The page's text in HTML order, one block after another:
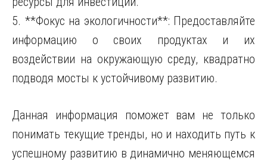
5. **Фокус на экологичности**: Предоставляйте
информацию о своих продуктах и их
воздействии на окружающую среду, квадратно
подводя мосты к устойчивому развитию.
Данная информация поможет вам не только
понимать текущие тренды, но и находить путь к
успешному развитию в динамично меняющемся